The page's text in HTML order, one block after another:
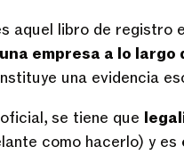
aquel libro de registro
empresa a lo largo
una evidencia
se tiene que
como hacerlo) y es